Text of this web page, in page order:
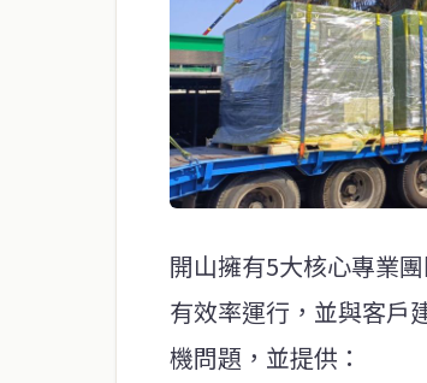
開山擁有5大核心專業
有效率運行，並與客戶
機問題，並提供：